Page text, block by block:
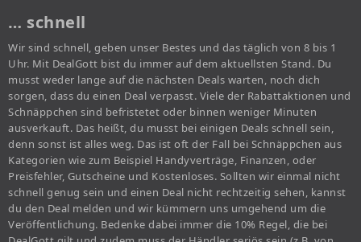
… schnell
Wir sind schnell, geben unser Bestes und das täglich von 8 bis 1
Uhr. Mit DealGott bist du immer auf dem aktuellsten Stand. Du
musst weder lange auf die nächsten Deals warten, noch dich
sorgen, dass du einen Deal verpasst. Viele der Rabattaktionen und
Schnäppchen sind befristetet oder binnen weniger Minuten
ausverkauft. Das heißt, du musst bei einigen Deals schnell sein,
denn sonst ist alles weg. Das ist oft der Fall bei Schnäppchen aus
Kategorien wie zum Beispiel Handyverträge, Finanzen, oder
Preisfehler, Gutscheine und Kostenloses. Sollten wir einmal nicht
schnell genug sein und einen Deal nicht rechtzeitig sehen, kannst
du den Deal melden und wir kümmern uns umgehend um die
Veröffentlichung. Bedenke dabei immer die 10% Regel, die bei